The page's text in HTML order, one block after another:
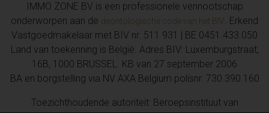
IMMO ZONE BV is een professionele vennootschap
onderworpen aan de deontologische code van het BIV. Erkend
Vastgoedmakelaar met BIV nr. 511 931 | BE 0451.433.050
Land van toekenning is België. Adres BIV: Luxemburgstraat,
16B, 1000 BRUSSEL. KB van 27 september 2006
BA en borgstelling via NV AXA Belgium polisnr. 730.390.160
Toezichthoudende autoriteit: Beroepsinstituut van